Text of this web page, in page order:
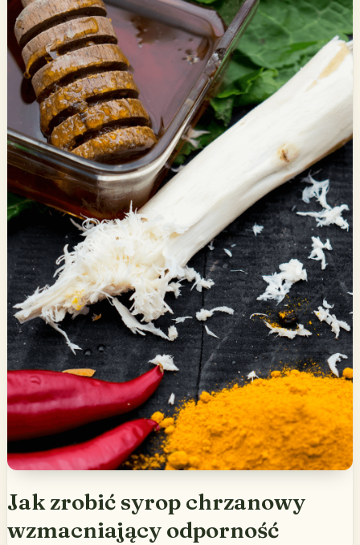
lekarskie?
Jak zrobić syrop chrzanowy
wzmacniający odporność